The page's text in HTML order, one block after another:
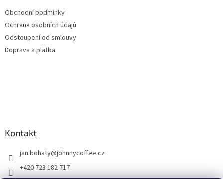
Obchodní podmínky
Ochrana osobních údajů
Odstoupení od smlouvy
Doprava a platba
Kontakt
jan.bohaty@johnnycoffee.cz
+420 723 182 717